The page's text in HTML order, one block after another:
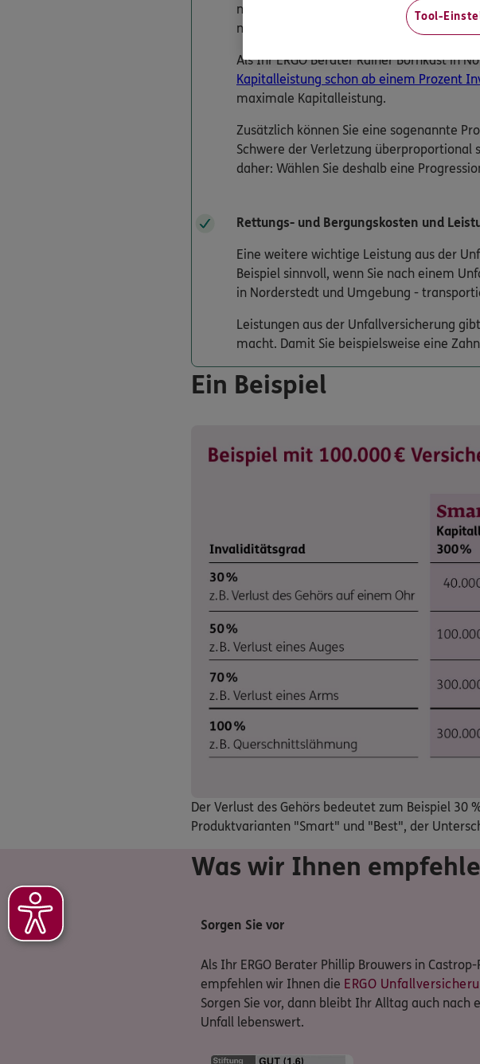
notwendige Kapital, wenn Sie infolge des
neues Auto kaufen müssen.
Als Ihr ERGO Berater Rainer Bornkast in
Kapitalleistung schon ab einem Prozent
maximale Kapitalleistung.
Zusätzlich können Sie eine sogenannte
Schwere der Verletzung überproportional
daher: Wählen Sie deshalb eine
Rettungs- und Bergungskosten und
Eine weitere wichtige Leistung aus der
Beispiel sinnvoll, wenn Sie nach einem
in Norderstedt und Umgebung -
Leistungen aus der Unfallversicherung
macht. Damit Sie beispielsweise eine
Ein Beispiel
Der Verlust des Gehörs bedeutet zum Beispiel 30
Produktvarianten "Smart" und "Best", der
Was wir Ihnen
Sorgen Sie vor
Als Ihr ERGO Berater Phillip Brouwers in Castrop-
empfehlen wir Ihnen die ERGO
Sorgen Sie vor, dann bleibt Ihr Alltag auch nach
Unfall lebenswert.
Tool-